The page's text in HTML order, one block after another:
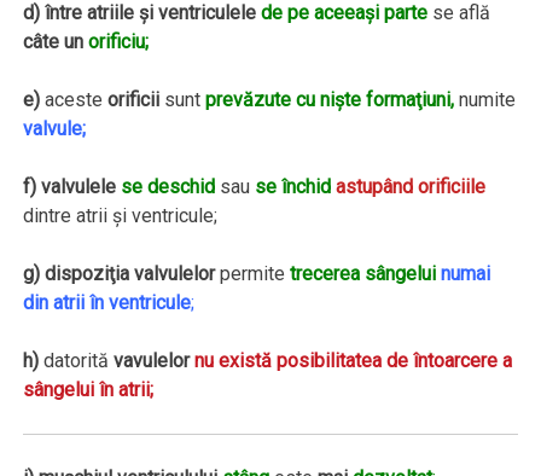
d) între atriile şi ventriculelede pe aceeaşi parte se află
câte unorificiu;
e) acesteorificii suntprevăzute cu nişte formaţiuni, numite
valvule;
f) valvulele se deschid sau se închid astupând orificiile
dintre atrii şi ventricule;
g) dispoziţia valvulelorpermitetrecerea sângelui numai
din atrii în ventricule;
h) datorităvavulelor nu există posibilitatea de întoarcere a
sângelui în atrii;